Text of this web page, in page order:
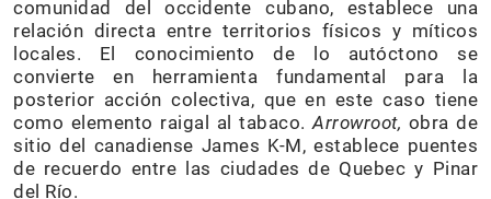
comunidad del occidente cubano, establece una
relación directa entre territorios físicos y míticos
locales. El conocimiento de lo autóctono se
convierte en herramienta fundamental para la
posterior acción colectiva, que en este caso tiene
como elemento raigal al tabaco.Arrowroot, obra de
sitio del canadiense James K-M, establece puentes
de recuerdo entre las ciudades de Quebec y Pinar
del Río.